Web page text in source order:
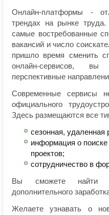
Онлайн-платформы -
трендах на рынке
самые востребованные
вакансий и число
пришло время сменить
онлайн-сервисов,
перспективные
Современные сервисы
официального
Здесь размещаются все
сезонная, удаленная
информация о
проектов;
сотрудничество в
Вы сможете найти
дополнительного
Желаете узнавать о